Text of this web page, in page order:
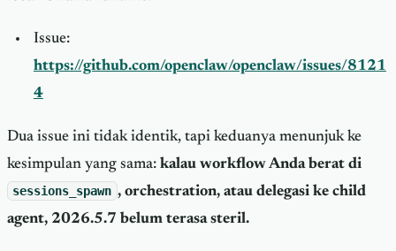
Issue:
https://github.com/openclaw/openclaw/issues/8121
4
Dua issue ini tidak identik, tapi keduanya menunjuk ke
kesimpulan yang sama: kalau workflow Anda berat di
sessions_spawn , orchestration, atau delegasi ke child
agent, 2026.5.7 belum terasa steril.